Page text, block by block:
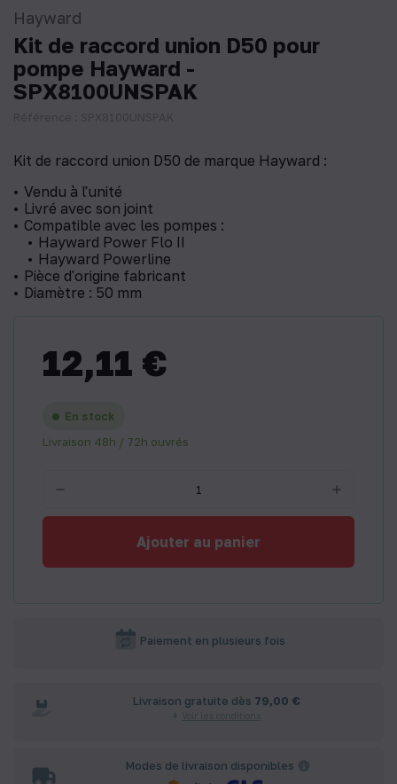
Hayward
Kit de raccord union D50 pour
pompe Hayward -
SPX8100UNSPAK
Kit de raccord union D50 de marque Hayward :
Vendu à l'unité
Livré avec son joint
Compatible avec les pompes :
Hayward Power Flo II
Hayward Powerline
Pièce d'origine fabricant
Diamètre : 50 mm
12,11 €
En stock
Livraison 48h / 72h ouvrés
Ajouter au panier
Paiement en plusieurs fois
Livraison gratuite dès 79,00 €
Modes de livraison disponibles